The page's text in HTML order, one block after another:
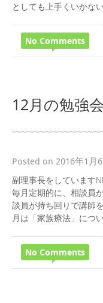
としても上手くいかな
No Comments
12月の勉強
Posted on 2016年1月
副理事長をしています
毎月定期的に、相談員
談員が持ち回りで講師
月は「家族療法」につ
No Comments